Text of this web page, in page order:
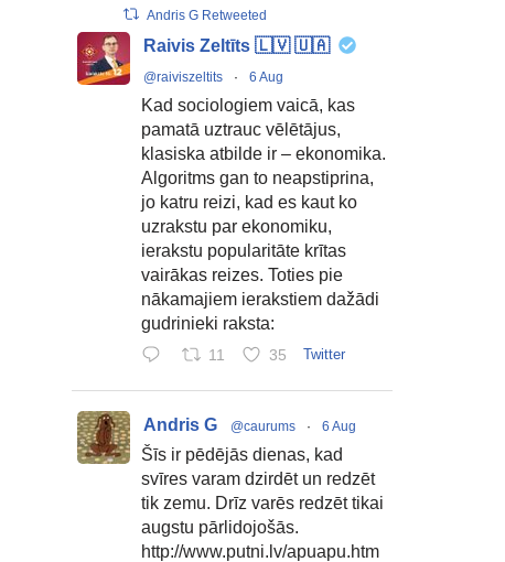
Andris G Retweeted
Raivis Zeltīts 🇱🇻 🇺🇦
@raiviszeltits · 6 Aug
Kad sociologiem vaicā, kas
pamatā uztrauc vēlētājus,
klasiska atbilde ir – ekonomika.
Algoritms gan to neapstiprina,
jo katru reizi, kad es kaut ko
uzrakstu par ekonomiku,
ierakstu popularitāte krītas
vairākas reizes. Toties pie
nākamajiem ierakstiem dažādi
gudrinieki raksta:
11 35 Twitter
Andris G @caurums · 6 Aug
Šīs ir pēdējās dienas, kad
svīres varam dzirdēt un redzēt
tik zemu. Drīz varēs redzēt tikai
augstu pārlidojošās.
http://www.putni.lv/apuapu.htm